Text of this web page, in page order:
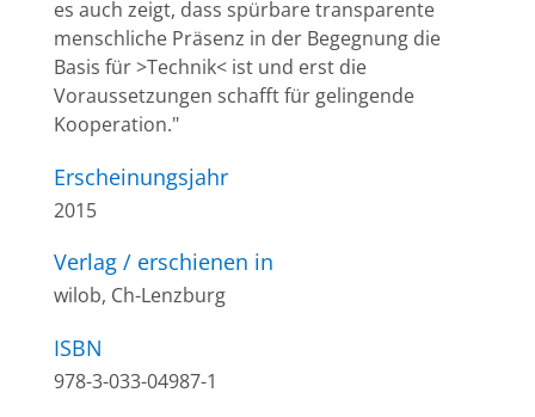
es auch zeigt, dass spürbare transparente
menschliche Präsenz in der Begegnung die
Basis für >Technik< ist und erst die
Voraussetzungen schafft für gelingende
Kooperation."
Erscheinungsjahr
2015
Verlag / erschienen in
wilob, Ch-Lenzburg
ISBN
978-3-033-04987-1